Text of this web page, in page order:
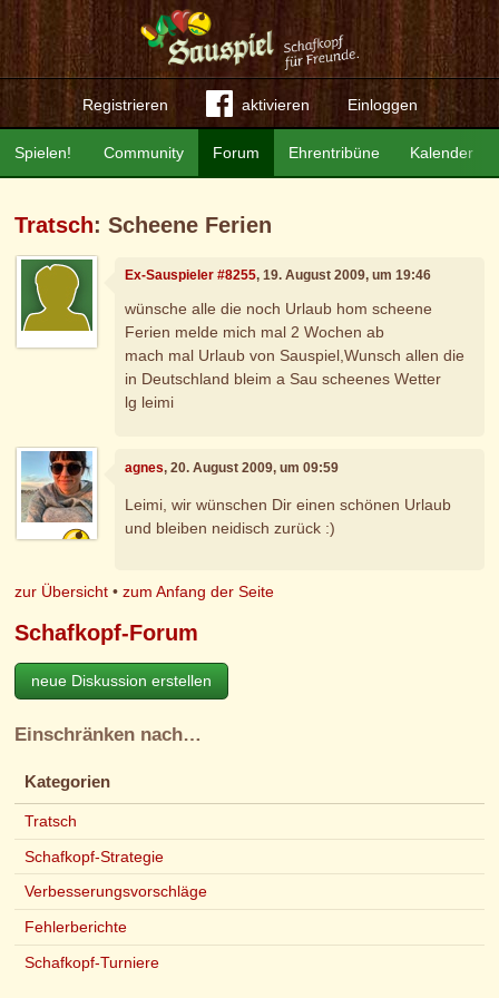
Registrieren aktivieren Einloggen
Community Forum Ehrentribüne Kalender
Spielen!
Tratsch: Scheene Ferien
Ex-Sauspieler #8255, 19. August 2009, um 19:46
wünsche alle die noch Urlaub hom scheene
Ferien melde mich mal 2 Wochen ab
mach mal Urlaub von Sauspiel,Wunsch allen die
in Deutschland bleim a Sau scheenes Wetter
lg leimi
agnes, 20. August 2009, um 09:59
Leimi, wir wünschen Dir einen schönen Urlaub
und bleiben neidisch zurück :)
zur Übersicht •zum Anfang der Seite
Schafkopf-Forum
neue Diskussion erstellen
Einschränken nach…
Kategorien
Tratsch
Schafkopf-Strategie
Verbesserungsvorschläge
Fehlerberichte
Schafkopf-Turniere